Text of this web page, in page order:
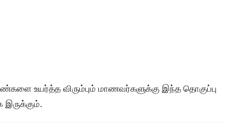
உயர்த்த விரும்பும் மாணவர்களுக்கு இந்த தொகுப்பு